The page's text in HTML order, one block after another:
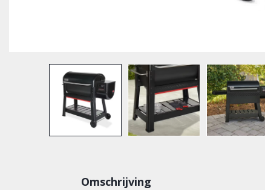
Omschrijving